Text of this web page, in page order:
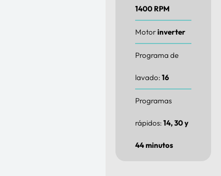
1400 RPM
Motorinverter
Programa de
lavado: 16
Programas
rápidos: 14, 30 y
44 minutos